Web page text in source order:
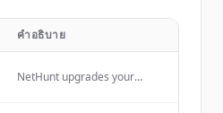
คำอธิบาย
NetHunt upgrades your